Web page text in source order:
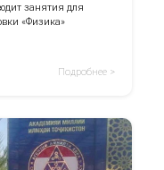
занятия для
«Физика»
Подробнее >